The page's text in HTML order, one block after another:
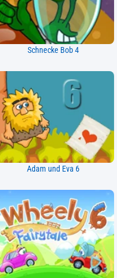
Schnecke Bob 4
Adam und Eva 6